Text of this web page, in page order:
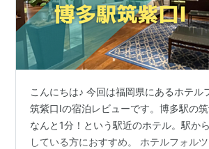
こんにちは♪ 今回は福岡県にあるホテル
筑紫口Ⅰの宿泊レビューです。博多駅の
なんと1分！という駅近のホテル。駅か
している方におすすめ。 ホテルフォル